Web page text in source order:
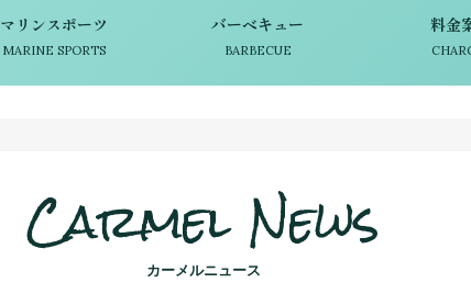
マリンスポーツ
MARINE SPORTS
バーベキュー
BARBECUE
料金
Carmel News
カーメルニュース